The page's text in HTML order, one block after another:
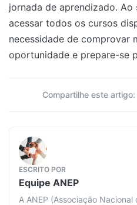
jornada de aprendizado.
acessar todos os cursos
necessidade de comprovar
oportunidade e prepare-se
Compartilhe este artigo:
ESCRITO POR
Equipe ANEP
A ANEP (Associação